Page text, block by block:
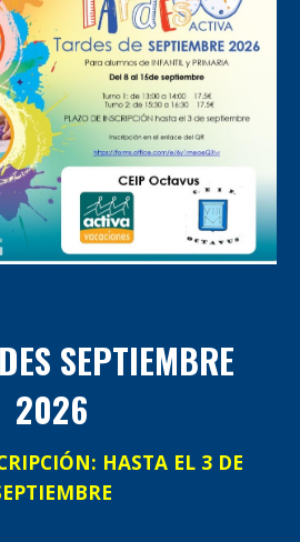
SEPTIEMBRE
2026
HASTA EL 3 DE